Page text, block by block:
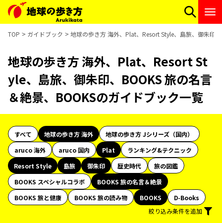
TOP ガイドブック 地球の歩き方 海外、Plat、Resort Style、島旅、御朱印
地球の歩き方 海外、Plat、Resort St
yle、島旅、御朱印、BOOKS 旅の名言
＆絶景、BOOKSのガイドブック一覧
すべて 地球の歩き方 海外
地球の歩き方 Jシリーズ（国内）
aruco 海外
aruco 国内 Plat
ランキング&テクニック
Resort Style
島旅 御朱印 歴史時代
旅の図鑑
BOOKS スペシャルコラボ
BOOKS 旅の名言＆絶景
BOOKS 旅と健康
BOOKS 旅の読み物 BOOKS
D-Books
絞り込み条件を追加